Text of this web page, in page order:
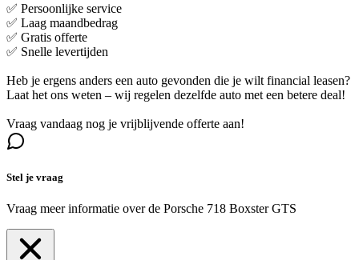
✅ Persoonlijke service
✅ Laag maandbedrag
✅ Gratis offerte
✅ Snelle levertijden
Heb je ergens anders een auto gevonden die je wilt financial leasen?
Laat het ons weten – wij regelen dezelfde auto met een betere deal!
Vraag vandaag nog je vrijblijvende offerte aan!
Stel je vraag
Vraag meer informatie over de Porsche 718 Boxster GTS